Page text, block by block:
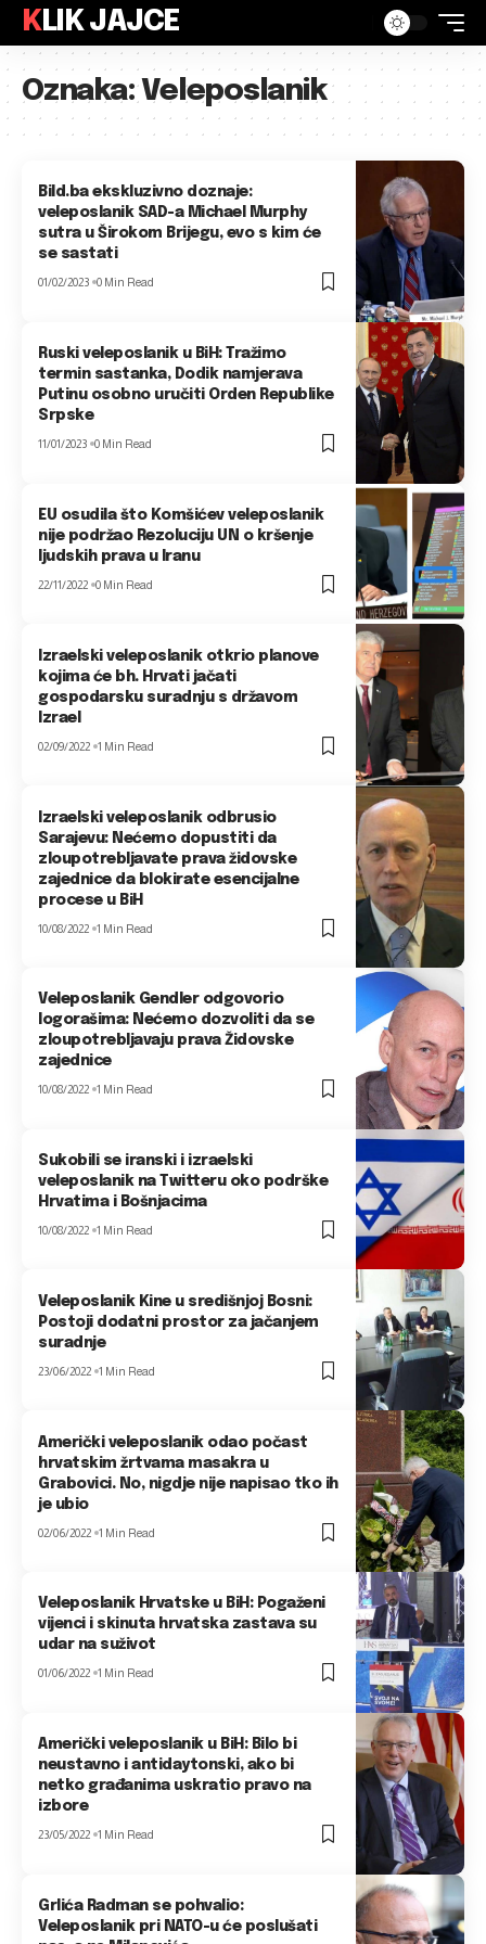
KLIK JAJCE
Oznaka:Veleposlanik
Bild.ba ekskluzivno doznaje:
veleposlanik SAD-a Michael Murphy
sutra u Širokom Brijegu, evo s kim će
se sastati
01/02/2023 0 Min Read
Ruski veleposlanik u BiH: Tražimo
termin sastanka, Dodik namjerava
Putinu osobno uručiti Orden Republike
Srpske
11/01/2023 0 Min Read
EU osudila što Komšićev veleposlanik
nije podržao Rezoluciju UN o kršenje
ljudskih prava u Iranu
22/11/2022 0 Min Read
Izraelski veleposlanik otkrio planove
kojima će bh. Hrvati jačati
gospodarsku suradnju s državom
Izrael
02/09/2022 1 Min Read
Izraelski veleposlanik odbrusio
Sarajevu: Nećemo dopustiti da
zloupotrebljavate prava židovske
zajednice da blokirate esencijalne
procese u BiH
10/08/2022 1 Min Read
Veleposlanik Gendler odgovorio
logorašima: Nećemo dozvoliti da se
zloupotrebljavaju prava Židovske
zajednice
10/08/2022 1 Min Read
Sukobili se iranski i izraelski
veleposlanik na Twitteru oko podrške
Hrvatima i Bošnjacima
10/08/2022 1 Min Read
Veleposlanik Kine u središnjoj Bosni:
Postoji dodatni prostor za jačanjem
suradnje
23/06/2022 1 Min Read
Američki veleposlanik odao počast
hrvatskim žrtvama masakra u
Grabovici. No, nigdje nije napisao tko ih
je ubio
02/06/2022 1 Min Read
Veleposlanik Hrvatske u BiH: Pogaženi
vijenci i skinuta hrvatska zastava su
udar na suživot
01/06/2022 1 Min Read
Američki veleposlanik u BiH: Bilo bi
neustavno i antidaytonski, ako bi
netko građanima uskratio pravo na
izbore
23/05/2022 1 Min Read
Grlića Radman se pohvalio:
Veleposlanik pri NATO-u će poslušati